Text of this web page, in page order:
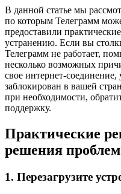
В данной статье мы
по которым Телеграмм
предоставили
устранению. Если вы
Телеграмм не работает,
несколько возможных
свое интернет-соединение,
заблокирован в вашей
при необходимости,
поддержку.
Практические
решения
1. Перезагрузите